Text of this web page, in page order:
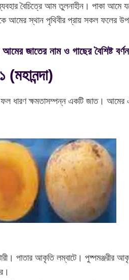
বৈচিত্রে আম তুলনাহীন। পাকা আমে
আমের স্থান পৃথিবীর প্রায় সকল ফলের
জাতের নাম ও গাছের বৈশিষ্ট
ফল ধারণ ক্ষমতাসম্পন্ন একটি জাত।
পাতার আকৃতি লম্বাটে। পুষ্পমঞ্জরীর